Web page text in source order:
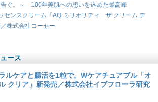
告ぐ。～ 100年美肌への想いを込めた最高峰
センスクリーム「AQ ミリオリティ ザ クリーム デ
株式会社コーセー
ース
ルケアと腸活を1粒で。Wケアチュアブル「オ
クリア」新発売／株式会社イブフローラ研究